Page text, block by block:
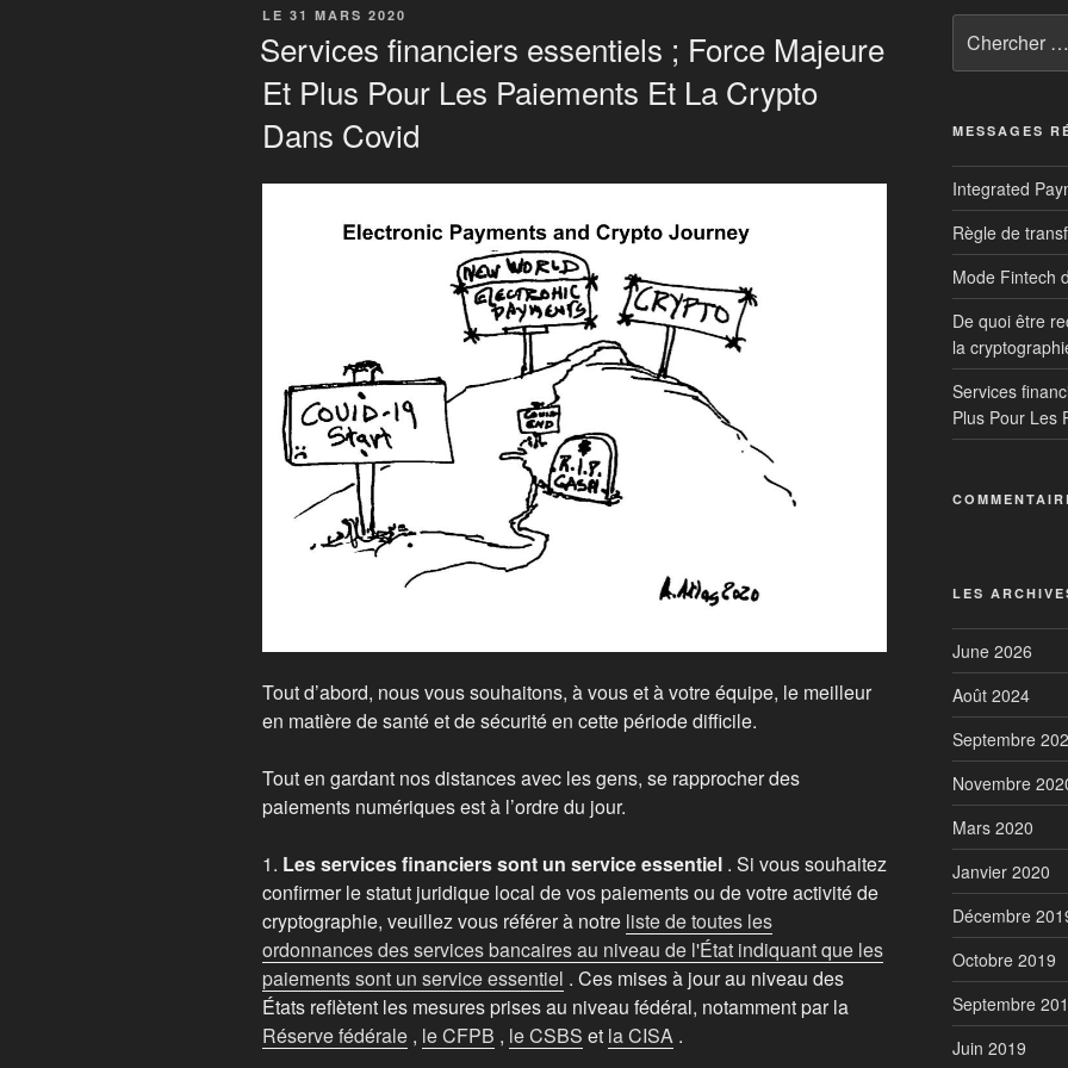
POSTÉ
LE 31 MARS 2020
Services financiers essentiels ; Force Majeure
Et Plus Pour Les Paiements Et La Crypto
Dans Covid
Tout d’abord, nous vous souhaitons, à vous et à votre équipe, le meilleur
en matière de santé et de sécurité en cette période difficile.
Tout en gardant nos distances avec les gens, se rapprocher des
paiements numériques est à l’ordre du jour.
1. Les services financiers sont un service essentiel . Si vous souhaitez
confirmer le statut juridique local de vos paiements ou de votre activité de
cryptographie, veuillez vous référer à notre liste de toutes les
ordonnances des services bancaires au niveau de l'État indiquant que les
paiements sont un service essentiel . Ces mises à jour au niveau des
États reflètent les mesures prises au niveau fédéral, notamment par la
Réserve fédérale , le CFPB , le CSBS et la CISA .
MESSAGES
Integrated
Règle de
Mode Fintech
De quoi être
la
Services
Plus Pour Les
LES
June 2026
Août 2024
Septembre
Novembre
Mars 2020
Janvier 2020
Décembre
Octobre 2019
Septembre
Juin 2019